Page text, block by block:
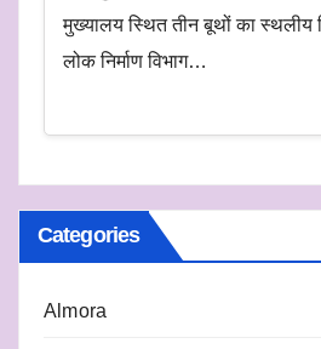
मुख्यालय स्थित तीन बूथों का स्थलीय
लोक निर्माण विभाग…
Categories
Almora